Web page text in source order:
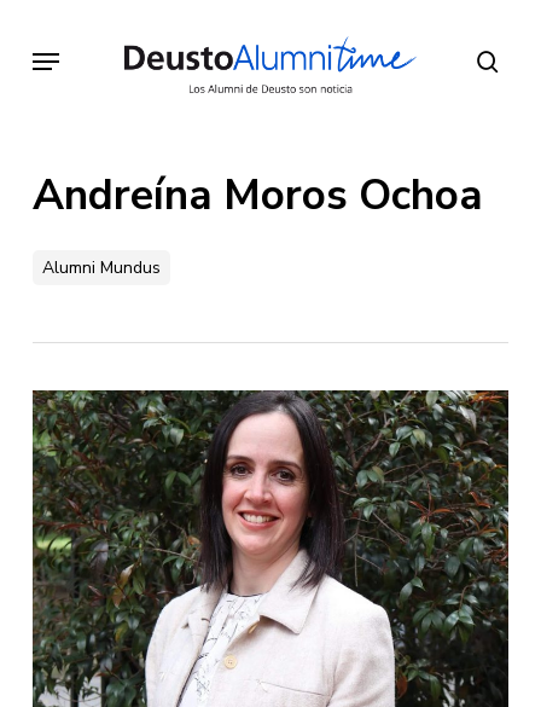
main
Menu
Andreína Moros Ochoa
Alumni Mundus